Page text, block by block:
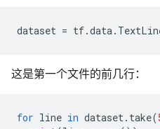
dataset = tf.data.
这是第一个文件的前几行：
for line in dataset. take(